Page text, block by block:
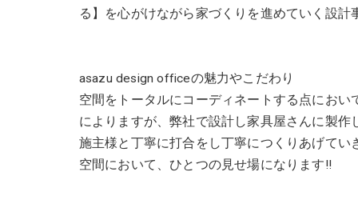
る】を心がけながら家づくりを進めていく設計
asazu design officeの魅力やこだわり
空間をトータルにコーディネートする点にお
によりますが、弊社で設計し家具屋さんに製
施主様と丁寧に打合をし丁寧につくりあげてい
空間において、ひとつの見せ場になります!!